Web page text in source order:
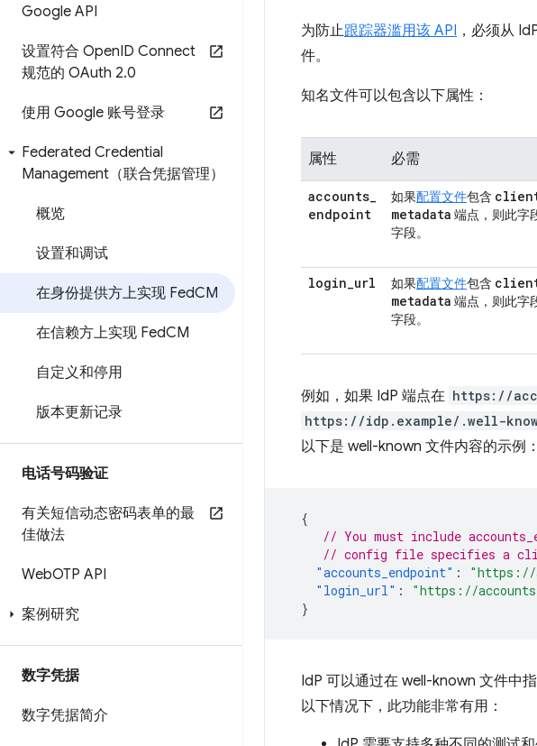
Google API
设置符合 OpenID Connect
规范的 OAuth 2.0
使用 Google 账号登录
Federated Credential
Management（联合凭据管理）
概览
设置和调试
在身份提供方上实现 FedCM
在信赖方上实现 FedCM
自定义和停用
版本更新记录
电话号码验证
有关短信动态密码表单的最
佳做法
WebOTP API
案例研究
数字凭据
数字凭据简介
为防止跟踪器滥用该 API ，必须从
件。
知名文件可以包含以下属性：
属性 必需
accounts_
endpoint
如果配置文件包含
metadata 端点，则此字
字段。
login_url 如果配置文件包含
metadata 端点，则此字
字段。
例如，如果 IdP 端点在 https://
https://idp.example/.well-
以下是 well-known 文件内容的示例：
{
// You must include
// config file specifies a
"accounts_endpoint" : "https://
"login_url" :
"https://
}
IdP 可以通过在 well-known 文件中
以下情况下，此功能非常有用：